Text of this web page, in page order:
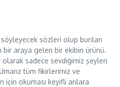
sözleri olup bunları
bir araya gelen bir ekibin ürünü.
olarak sadece sevdiğimiz şeyleri
tüm fikirlerimiz ve
için okuması keyifli anlara